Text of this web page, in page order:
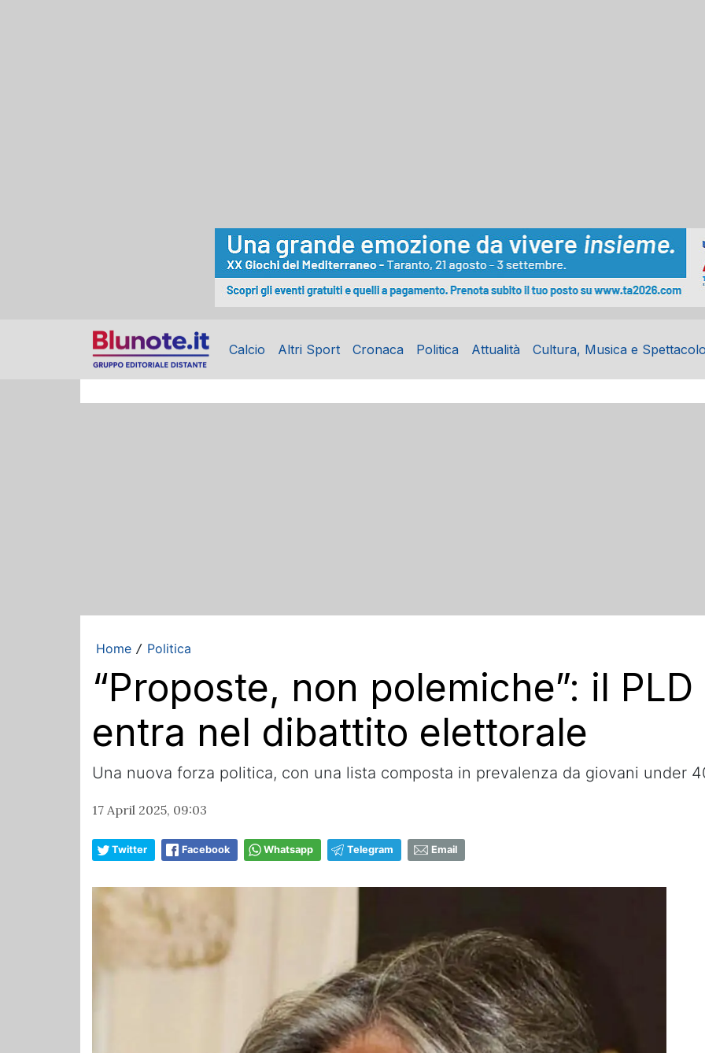
Calcio Altri Sport Cronaca Politica Attualità Cultura, Musica e
Home / Politica
“Proposte, non polemiche”: il
entra nel dibattito elettorale
Una nuova forza politica, con una lista composta in prevalenza da giovani under
17 April 2025, 09:03
Twitter Facebook Whatsapp Telegram Email